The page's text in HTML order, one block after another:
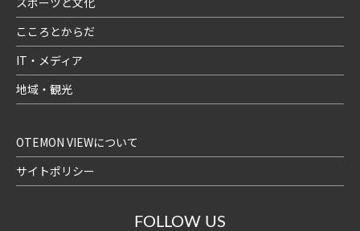
こころとからだ
IT・メディア
地域・観光
OTEMON VIEWについて
サイトポリシー
FOLLOW US